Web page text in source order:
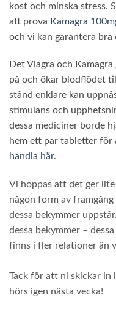
kost och minska stress.
att prova Kamagra
och vi kan garantera
Det Viagra och
på och ökar blodflödet
stånd enklare kan
stimulans och
dessa mediciner borde
hem ett par tabletter för
handla här.
Vi hoppas att det ger
någon form av
dessa bekymmer
dessa bekymmer –
finns i fler relationer än
Tack för att ni skickar in
hörs igen nästa vecka!